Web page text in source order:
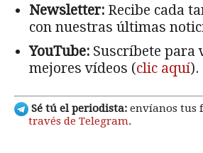
Newsletter: Recibe cada
con nuestras últimas
YouTube: Suscríbete para
mejores vídeos (clic aquí).
Sé tú el periodista: envíanos tus
través de Telegram.